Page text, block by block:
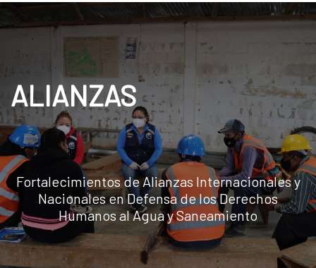
ALIANZAS
Fortalecimientos de Alianzas Internacionales y
Nacionales en Defensa de los Derechos
Humanos al Agua y Saneamiento